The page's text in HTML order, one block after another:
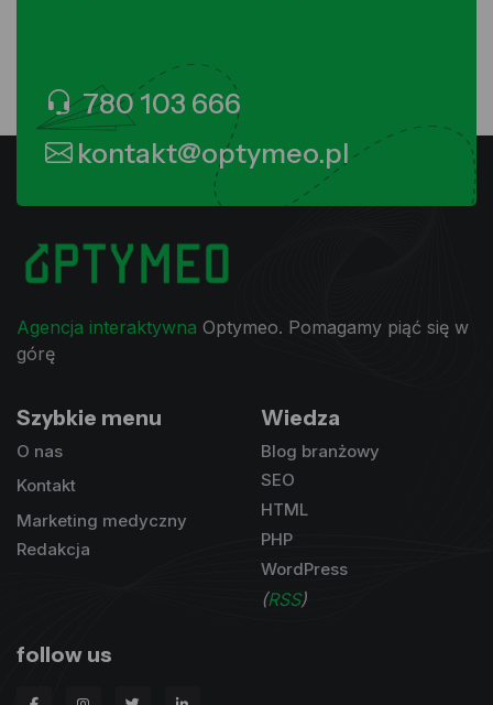
780 103 666
kontakt@optymeo.pl
Agencja interaktywna Optymeo. Pomagamy piąć się w
górę
Szybkie menu
O nas
Kontakt
Marketing medyczny
Redakcja
Wiedza
Blog branżowy
SEO
HTML
PHP
WordPress
(RSS)
follow us